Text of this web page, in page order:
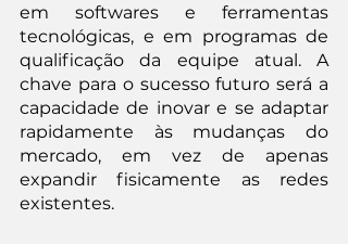
em softwares e ferramentas
tecnológicas, e em programas de
qualificação da equipe atual. A
chave para o sucesso futuro será a
capacidade de inovar e se adaptar
rapidamente às mudanças do
mercado, em vez de apenas
expandir fisicamente as redes
existentes.